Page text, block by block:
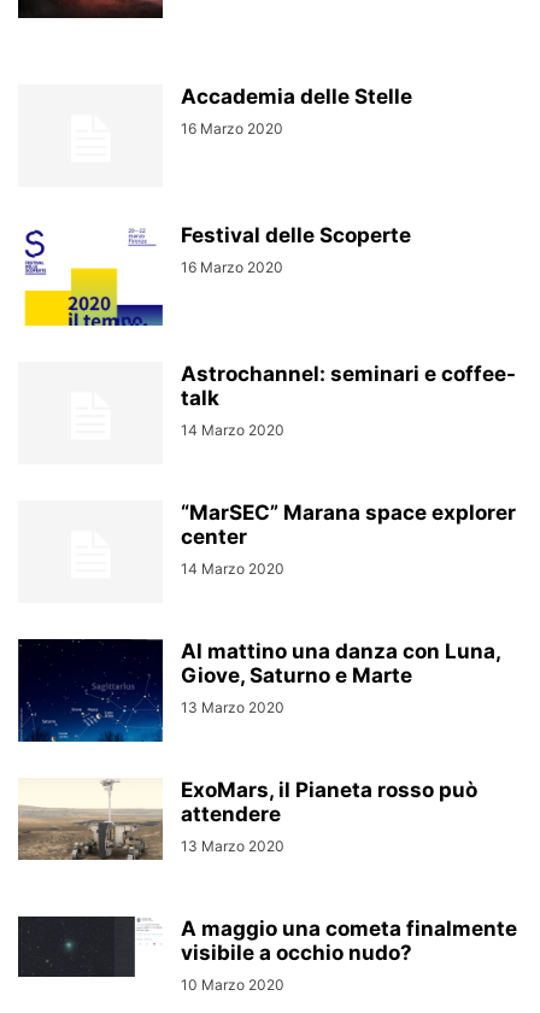
Accademia delle Stelle
16 Marzo 2020
Festival delle Scoperte
16 Marzo 2020
Astrochannel: seminari e coffee-
talk
14 Marzo 2020
“MarSEC” Marana space explorer
center
14 Marzo 2020
Al mattino una danza con Luna,
Giove, Saturno e Marte
13 Marzo 2020
ExoMars, il Pianeta rosso può
attendere
13 Marzo 2020
A maggio una cometa finalmente
visibile a occhio nudo?
10 Marzo 2020